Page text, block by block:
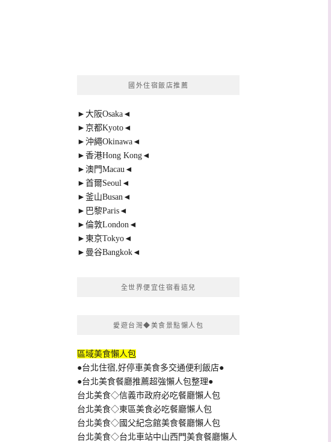
國外住宿飯店推薦
►大阪Osaka◄
►京都Kyoto◄
►沖繩Okinawa◄
►香港Hong Kong◄
►澳門Macau◄
►首爾Seoul◄
►釜山Busan◄
►巴黎Paris◄
►倫敦London◄
►東京Tokyo◄
►曼谷Bangkok◄
全世界便宜住宿看這兒
愛遊台灣◆美食景點懶人包
區域美食懶人包
●台北住宿,好停車美食多交通便利飯店●
●台北美食餐廳推薦超強懶人包整理●
台北美食◇信義市政府必吃餐廳懶人包
台北美食◇東區美食必吃餐廳懶人包
台北美食◇國父紀念館美食餐廳懶人包
台北美食◇台北車站中山西門美食餐廳懶人